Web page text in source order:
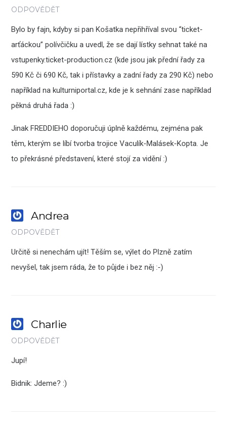
ODPOVĚDĚT
Bylo by fajn, kdyby si pan Košatka nepřihříval svou “ticket-
arťáckou” polívčičku a uvedl, že se dají lístky sehnat také na
vstupenky.ticket-production.cz (kde jsou jak přední řady za
590 Kč či 690 Kč, tak i přístavky a zadní řady za 290 Kč) nebo
například na kulturniportal.cz, kde je k sehnání zase například
pěkná druhá řada :)
Jinak FREDDIEHO doporučuji úplně každému, zejména pak
těm, kterým se líbí tvorba trojice Vaculík-Malásek-Kopta. Je
to překrásné představení, které stojí za vidění :)
Andrea
ODPOVĚDĚT
Určitě si nenechám ujít! Těším se, výlet do Plzně zatím
nevyšel, tak jsem ráda, že to půjde i bez něj :-)
Charlie
ODPOVĚDĚT
Jupí!
Bidnik: Jdeme? :)